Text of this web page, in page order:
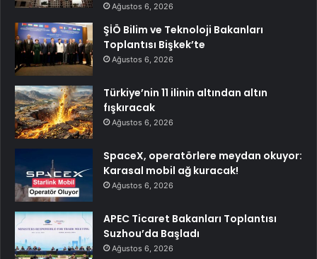
Ağustos 6, 2026
ŞİÖ Bilim ve Teknoloji Bakanları
Toplantısı Bişkek’te
Ağustos 6, 2026
Türkiye’nin 11 ilinin altından altın
fışkıracak
Ağustos 6, 2026
SpaceX, operatörlere meydan okuyor:
Karasal mobil ağ kuracak!
Ağustos 6, 2026
APEC Ticaret Bakanları Toplantısı
Suzhou’da Başladı
Ağustos 6, 2026